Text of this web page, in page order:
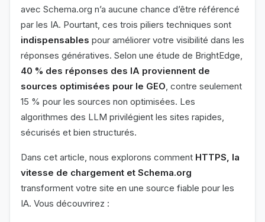
avec Schema.org n’a aucune chance d’être référencé
par les IA. Pourtant, ces trois piliers techniques sont
indispensables pour améliorer votre visibilité dans les
réponses génératives. Selon une étude de BrightEdge,
40 % des réponses des IA proviennent de
sources optimisées pour le GEO, contre seulement
15 % pour les sources non optimisées. Les
algorithmes des LLM privilégient les sites rapides,
sécurisés et bien structurés.
Dans cet article, nous explorons comment HTTPS, la
vitesse de chargement et Schema.org
transforment votre site en une source fiable pour les
IA. Vous découvrirez :